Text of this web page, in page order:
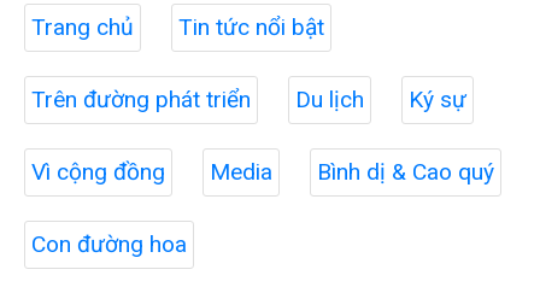
Trang chủ Tin tức nổi bật
Trên đường phát triển Du lịch Ký sự
Vì cộng đồng Media Bình dị & Cao quý
Con đường hoa